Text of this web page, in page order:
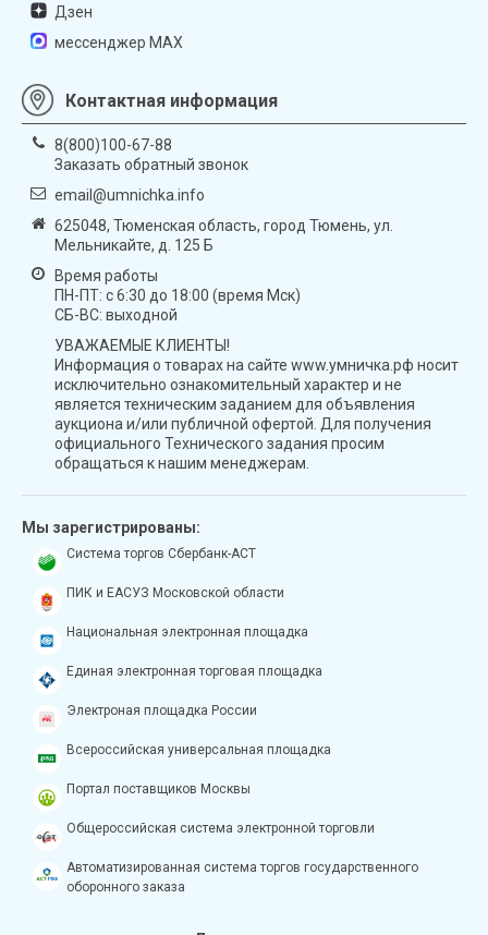
Дзен
мессенджер MAX
Контактная информация
8(800)100-67-88
Заказать обратный звонок
email@umnichka.info
625048, Тюменская область, город Тюмень, ул.
Мельникайте, д. 125 Б
Время работы
ПН-ПТ: с 6:30 до 18:00 (время Мск)
СБ-ВС: выходной
УВАЖАЕМЫЕ КЛИЕНТЫ!
Информация о товарах на сайте www.умничка.рф носит
исключительно ознакомительный характер и не
является техническим заданием для объявления
аукциона и/или публичной офертой. Для получения
официального Технического задания просим
обращаться к нашим менеджерам.
Мы зарегистрированы:
Система торгов Сбербанк-АСТ
ПИК и ЕАСУЗ Московской области
Национальная электронная площадка
Единая электронная торговая площадка
Электроная площадка России
Всероссийская универсальная площадка
Портал поставщиков Москвы
Общероссийская система электронной торговли
Автоматизированная система торгов государственного
оборонного заказа